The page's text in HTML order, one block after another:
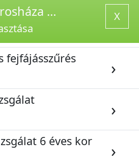
Edit Optika | Orosháza - Időpontfoglaló X
fejfájásszűrés ›
›
6 éves kor
›